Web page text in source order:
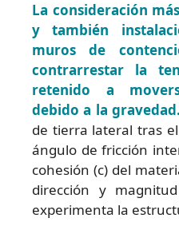
La consideración
y también
muros de
contrarrestar la
retenido a
debido a la gravedad.
de tierra lateral tras
ángulo de fricción
cohesión (c) del
dirección y
experimenta la